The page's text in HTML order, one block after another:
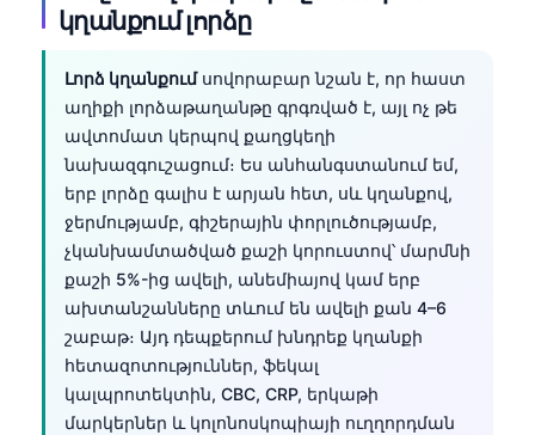
կղանքում լորձը
Լորձ կղանքումսովորաբար նշան է, որ հաստ
աղիքի լորձաթաղանթը գրգռված է, այլ ոչ թե
ավտոմատ կերպով քաղցկեղի
նախազգուշացում։ Ես անհանգստանում եմ,
երբ լորձը գալիս է արյան հետ, սև կղանքով,
ջերմությամբ, գիշերային փորլուծությամբ,
չկանխամտածված քաշի կորուստով՝ մարմնի
քաշի 5%-ից ավելի, անեմիայով կամ երբ
ախտանշանները տևում են ավելի քան 4–6
շաբաթ։ Այդ դեպքերում խնդրեք կղանքի
հետազոտություններ, ֆեկալ
կալպրոտեկտին, CBC, CRP, երկաթի
մարկերներ և կոլոնոսկոպիայի ուղղորդման